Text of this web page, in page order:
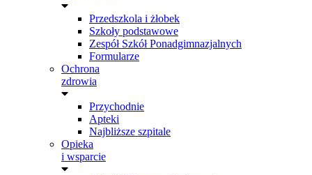
Przedszkola i żłobek
Szkoły podstawowe
Zespół Szkół Ponadgimnazjalnych
Formularze
Ochrona
zdrowia
Przychodnie
Apteki
Najbliższe szpitale
Opieka
i wsparcie